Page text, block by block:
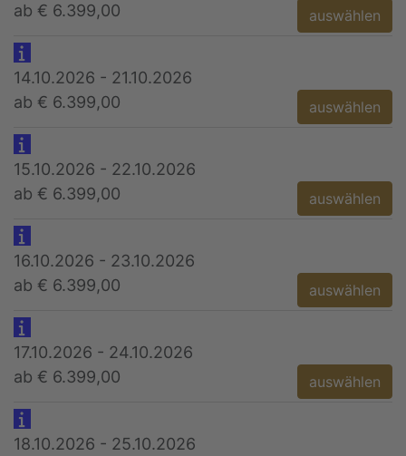
ab € 6.399,00
auswählen
14.10.2026 - 21.10.2026
ab € 6.399,00
auswählen
15.10.2026 - 22.10.2026
ab € 6.399,00
auswählen
16.10.2026 - 23.10.2026
ab € 6.399,00
auswählen
17.10.2026 - 24.10.2026
ab € 6.399,00
auswählen
18.10.2026 - 25.10.2026